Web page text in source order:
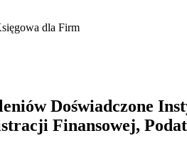
dla Firm
Doświadczone
Finansowej,